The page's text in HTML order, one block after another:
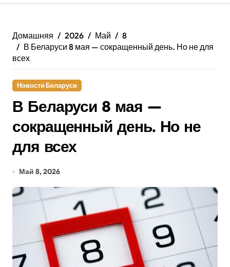
Домашняя 2026 Май
8
В Беларуси 8 мая — сокращенный день. Но не для
всех
Новости Беларуси
В Беларуси 8 мая —
сокращенный день. Но не
для всех
Май 8, 2026